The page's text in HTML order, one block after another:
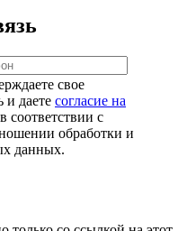
свое
и даете согласие на
в соответствии с
обработки и
данных.